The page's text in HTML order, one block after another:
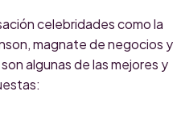
celebridades como la
magnate de negocios y
algunas de las mejores y